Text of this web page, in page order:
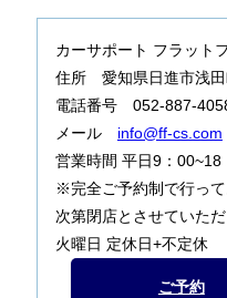
カーサポート フラット
住所 愛知県日進市浅田
電話番号 052-887-
メール info@ff-cs.com
営業時間 平日9：00~18
※完全ご予約制で行っ
次第閉店とさせていただ
火曜日 定休日+不定休
ご予約